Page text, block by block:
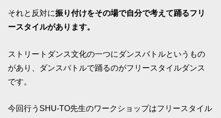
それと反対に振り付けをその場で自分で考えて踊るフリ
ースタイルがあります。
ストリートダンス文化の一つにダンスバトルというもの
があり、ダンスバトルで踊るのがフリースタイルダンス
です。
今回行うSHU-TO先生のワークショップはフリースタイル